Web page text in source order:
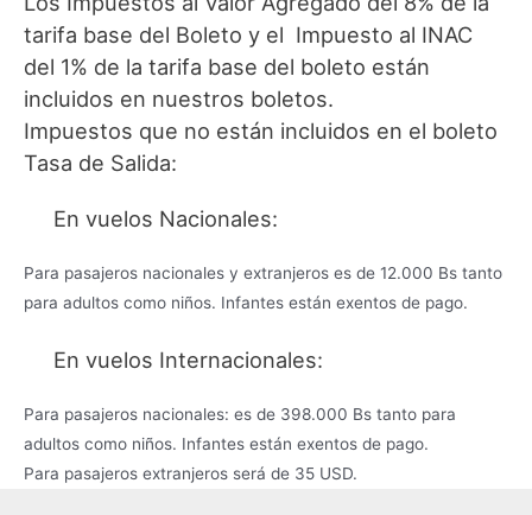
tarifa base del Boleto y el Impuesto al INAC
del 1% de la tarifa base del boleto están
incluidos en nuestros boletos.
Impuestos que no están incluidos en el boleto
Tasa de Salida:
En vuelos Nacionales:
Para pasajeros nacionales y extranjeros es de 12.000 Bs tanto
para adultos como niños. Infantes están exentos de pago.
En vuelos Internacionales:
Para pasajeros nacionales: es de 398.000 Bs tanto para
adultos como niños. Infantes están exentos de pago.
Para pasajeros extranjeros será de 35 USD.